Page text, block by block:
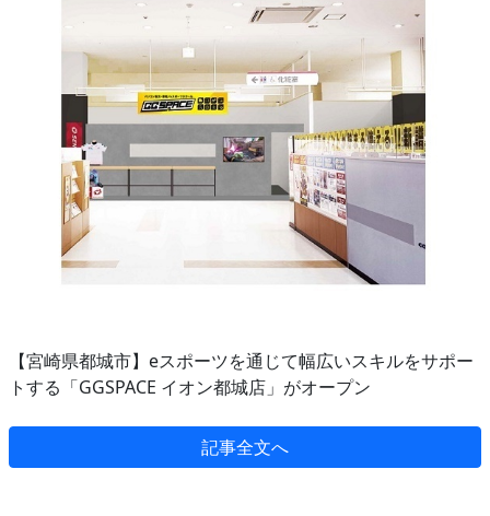
【宮崎県都城市】eスポーツを通じて幅広いスキルをサポー
トする「GGSPACE イオン都城店」がオープン
記事全文へ